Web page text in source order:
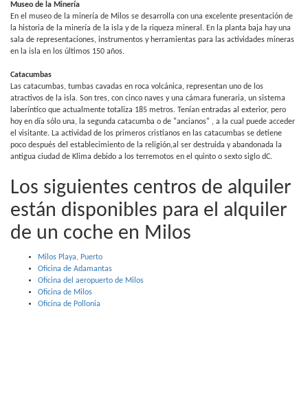
Museo de la Minería
En el museo de la minería de Milos se desarrolla con una excelente presentación de
la historia de la minería de la isla y de la riqueza mineral. En la planta baja hay una
sala de representaciones, instrumentos y herramientas para las actividades mineras
en la isla en los últimos 150 años.
Catacumbas
Las catacumbas, tumbas cavadas en roca volcánica, representan uno de los
atractivos de la isla. Son tres, con cinco naves y una cámara funeraria, un sistema
laberíntico que actualmente totaliza 185 metros. Tenían entradas al exterior, pero
hoy en día sólo una, la segunda catacumba o de "ancianos" , a la cual puede acceder
el visitante. La actividad de los primeros cristianos en las catacumbas se detiene
poco después del establecimiento de la religión,al ser destruida y abandonada la
antigua ciudad de Klima debido a los terremotos en el quinto o sexto siglo dC.
Los siguientes centros de alquiler
están disponibles para el alquiler
de un coche en Milos
Milos Playa, Puerto
Oficina de Adamantas
Oficina del aeropuerto de Milos
Oficina de Milos
Oficina de Pollonia